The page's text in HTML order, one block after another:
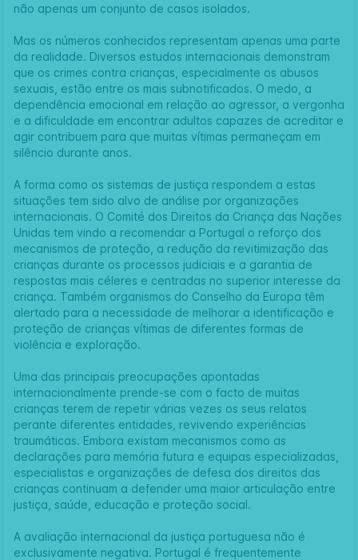
não apenas um conjunto de casos isolados.
Mas os números conhecidos representam apenas uma parte
da realidade. Diversos estudos internacionais demonstram
que os crimes contra crianças, especialmente os abusos
sexuais, estão entre os mais subnotificados. O medo, a
dependência emocional em relação ao agressor, a vergonha
e a dificuldade em encontrar adultos capazes de acreditar e
agir contribuem para que muitas vítimas permaneçam em
silêncio durante anos.
A forma como os sistemas de justiça respondem a estas
situações tem sido alvo de análise por organizações
internacionais. O Comité dos Direitos da Criança das Nações
Unidas tem vindo a recomendar a Portugal o reforço dos
mecanismos de proteção, a redução da revitimização das
crianças durante os processos judiciais e a garantia de
respostas mais céleres e centradas no superior interesse da
criança. Também organismos do Conselho da Europa têm
alertado para a necessidade de melhorar a identificação e
proteção de crianças vítimas de diferentes formas de
violência e exploração.
Uma das principais preocupações apontadas
internacionalmente prende-se com o facto de muitas
crianças terem de repetir várias vezes os seus relatos
perante diferentes entidades, revivendo experiências
traumáticas. Embora existam mecanismos como as
declarações para memória futura e equipas especializadas,
especialistas e organizações de defesa dos direitos das
crianças continuam a defender uma maior articulação entre
justiça, saúde, educação e proteção social.
A avaliação internacional da justiça portuguesa não é
exclusivamente negativa. Portugal é frequentemente